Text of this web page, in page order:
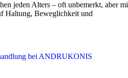
jeden Alters – oft unbemerkt, aber
Haltung, Beweglichkeit und